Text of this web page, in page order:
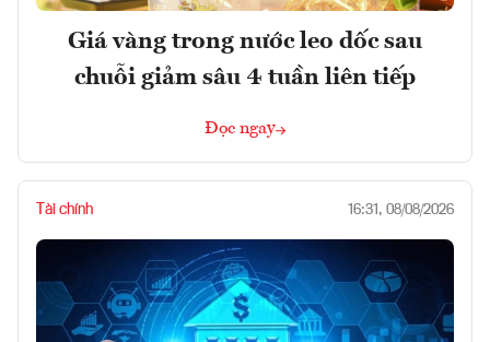
Giá vàng trong nước leo dốc sau
chuỗi giảm sâu 4 tuần liên tiếp
Đọc ngay
Tài chính 16:31, 08/08/2026